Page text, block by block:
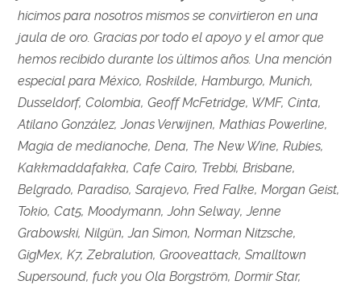
hicimos para nosotros mismos se convirtieron en una
jaula de oro. Gracias por todo el apoyo y el amor que
hemos recibido durante los últimos años. Una mención
especial para México, Roskilde, Hamburgo, Munich,
Dusseldorf, Colombia, Geoff McFetridge, WMF, Cinta,
Atilano González, Jonas Verwijnen, Mathias Powerline,
Magia de medianoche, Dena, The New Wine, Rubies,
Kakkmaddafakka, Cafe Cairo, Trebbi, Brisbane,
Belgrado, Paradiso, Sarajevo, Fred Falke, Morgan Geist,
Tokio, Cat5, Moodymann, John Selway, Jenne
Grabowski, Nilgün, Jan Simon, Norman Nitzsche,
GigMex, K7, Zebralution, Grooveattack, Smalltown
Supersound, fuck you Ola Borgström, Dormir Star,